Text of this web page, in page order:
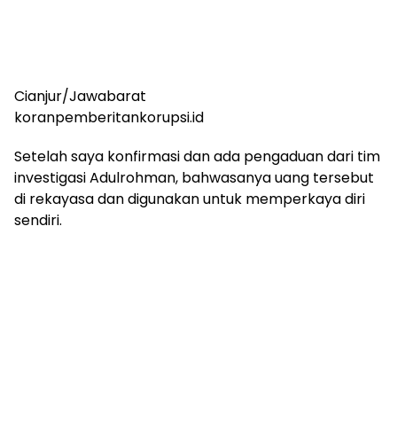
Cianjur/Jawabarat
koranpemberitankorupsi.id
Setelah saya konfirmasi dan ada pengaduan dari tim
investigasi Adulrohman, bahwasanya uang tersebut
di rekayasa dan digunakan untuk memperkaya diri
sendiri.